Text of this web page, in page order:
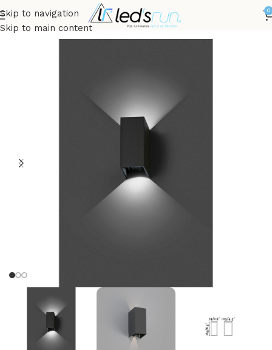
Skip to navigation
Skip to main content
0
Accueil Non classé